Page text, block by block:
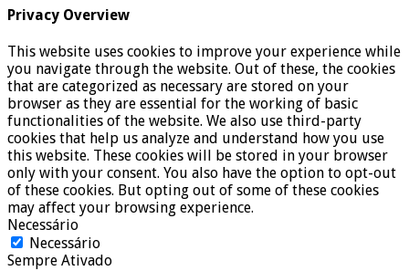
Privacy Overview
This website uses cookies to improve your experience while
you navigate through the website. Out of these, the cookies
that are categorized as necessary are stored on your
browser as they are essential for the working of basic
functionalities of the website. We also use third-party
cookies that help us analyze and understand how you use
this website. These cookies will be stored in your browser
only with your consent. You also have the option to opt-out
of these cookies. But opting out of some of these cookies
may affect your browsing experience.
Necessário
Necessário
Sempre Ativado